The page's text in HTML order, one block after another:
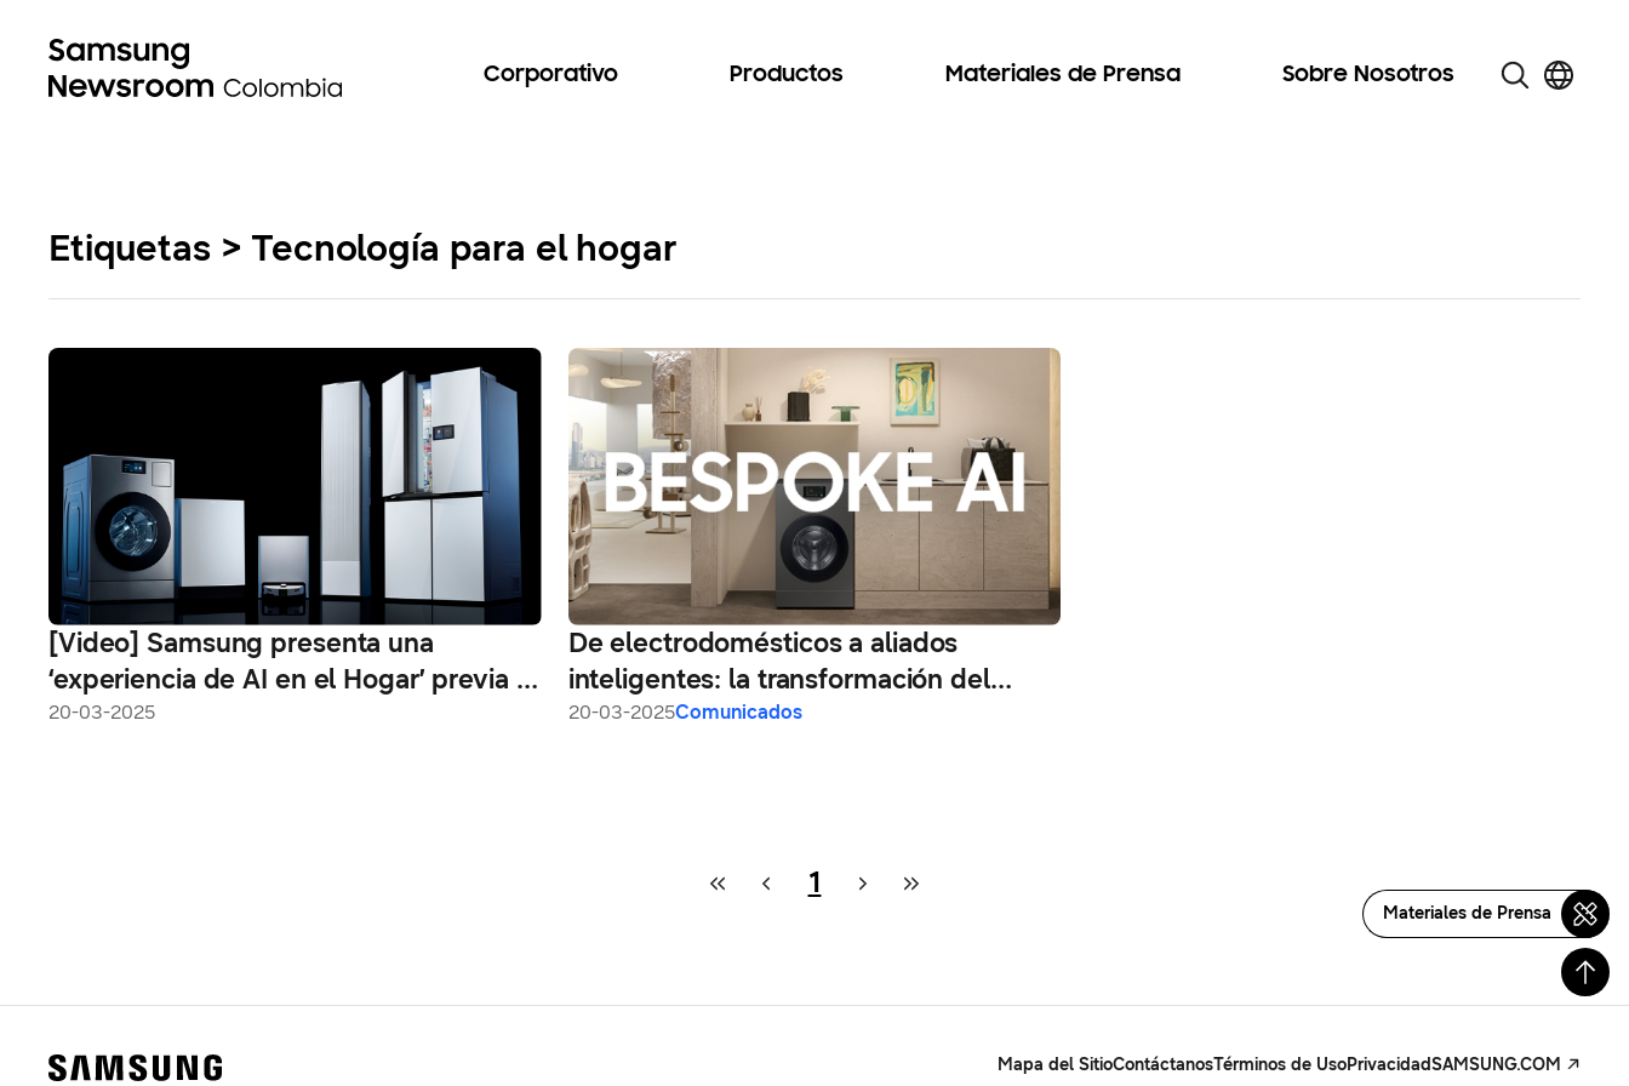
Corporativo Productos Materiales de Prensa Sobre Nosotros
Etiquetas > Tecnología para el hogar
[Video] Samsung presenta una
‘experiencia de AI en el Hogar’ previa al
evento “Welcome to Bespoke AI”
20-03-2025
De electrodomésticos a aliados
inteligentes: la transformación del
hogar
20-03-2025Comunicados
1
Materiales de Prensa
Mapa del SitioContáctanosTérminos de UsoPrivacidadSAMSUNG.COM